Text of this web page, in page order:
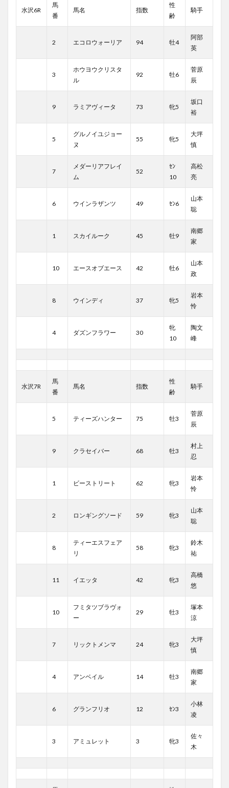
水沢6R
馬
番
馬名 指数
性
齢
騎手
2 エコロウォーリア 94 牡4
阿部
英
3
ホウヨウクリスタ
ル
92 牡6
菅原
辰
9 ラミアヴィータ 73 牝5
坂口
裕
5
グルノイユジョー
ヌ
55 牝5
大坪
慎
7
メダーリアフレイ
ム
52
ｾﾝ
10
高松
亮
6 ウインラザンツ 49 ｾﾝ6
山本
聡
1 スカイルーク 45 牡9
南郷
家
10 エースオブエース 42 牡6
山本
政
8 ウインディ 37 牝5
岩本
怜
4 ダズンフラワー 30
牝
10
陶文
峰
水沢7R
馬
番
馬名 指数
性
齢
騎手
5 ティーズハンター 75 牡3
菅原
辰
9 クラセイバー 68 牡3
村上
忍
1 ビーストリート 62 牝3
岩本
怜
2 ロンギングソード 59 牝3
山本
聡
8
ティーエスフェア
リ
58 牝3
鈴木
祐
11 イエッタ 42 牝3
高橋
悠
10
フミタツブラヴォ
ー
29 牡3
塚本
涼
7 リックトメンマ 24 牝3
大坪
慎
4 アンベイル 14 牡3
南郷
家
6 グランフリオ 12 ｾﾝ3
小林
凌
3 アミュレット 3 牝3
佐々
木